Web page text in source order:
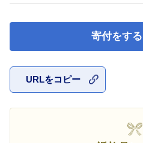
寄付をする
URLをコピー